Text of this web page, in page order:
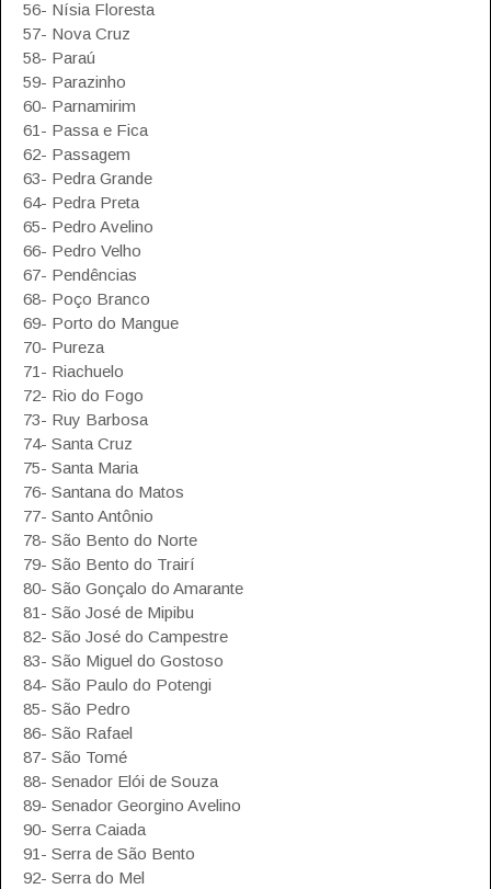
56- Nísia Floresta
57- Nova Cruz
58- Paraú
59- Parazinho
60- Parnamirim
61- Passa e Fica
62- Passagem
63- Pedra Grande
64- Pedra Preta
65- Pedro Avelino
66- Pedro Velho
67- Pendências
68- Poço Branco
69- Porto do Mangue
70- Pureza
71- Riachuelo
72- Rio do Fogo
73- Ruy Barbosa
74- Santa Cruz
75- Santa Maria
76- Santana do Matos
77- Santo Antônio
78- São Bento do Norte
79- São Bento do Trairí
80- São Gonçalo do Amarante
81- São José de Mipibu
82- São José do Campestre
83- São Miguel do Gostoso
84- São Paulo do Potengi
85- São Pedro
86- São Rafael
87- São Tomé
88- Senador Elói de Souza
89- Senador Georgino Avelino
90- Serra Caiada
91- Serra de São Bento
92- Serra do Mel